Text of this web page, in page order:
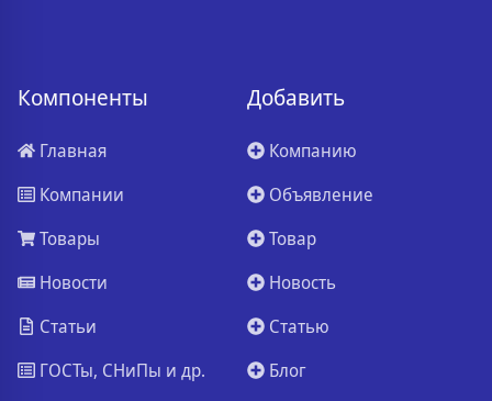
Компоненты
Главная
Компании
Товары
Новости
Статьи
ГОСТы, СНиПы и др.
Добавить
Компанию
Объявление
Товар
Новость
Статью
Блог